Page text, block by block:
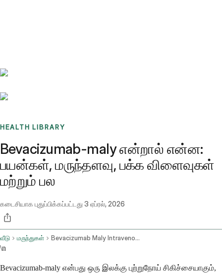
HEALTH LIBRARY
Bevacizumab-maly என்றால் என்ன:
பயன்கள், மருந்தளவு, பக்க விளைவுகள்
மற்றும் பல
கடைசியாக புதுப்பிக்கப்பட்டது 3 ஏப்ரல், 2026
வீடு மருந்துகள் Bevacizumab Maly Intravenous Route
\n
Bevacizumab-maly என்பது ஒரு இலக்கு புற்றுநோய் சிகிச்சையாகும்,